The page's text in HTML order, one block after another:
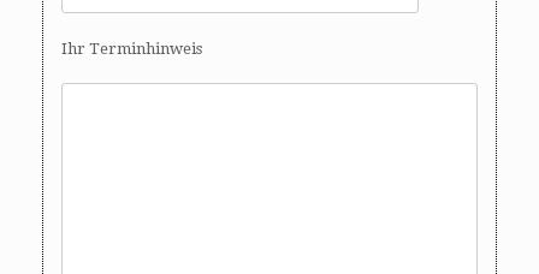
Ihr Terminhinweis